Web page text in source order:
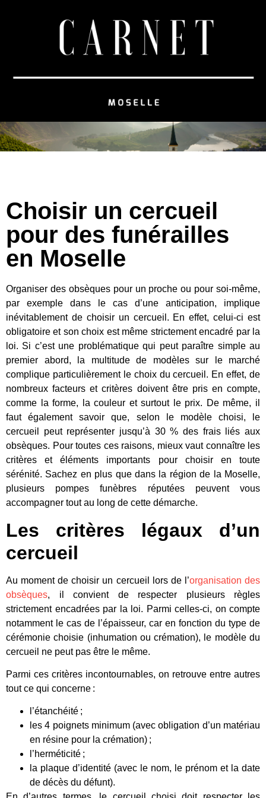
Choisir un cercueil
pour des funérailles
en Moselle
Organiser des obsèques pour un proche ou pour soi-même,
par exemple dans le cas d’une anticipation, implique
inévitablement de choisir un cercueil. En effet, celui-ci est
obligatoire et son choix est même strictement encadré par la
loi. Si c’est une problématique qui peut paraître simple au
premier abord, la multitude de modèles sur le marché
complique particulièrement le choix du cercueil. En effet, de
nombreux facteurs et critères doivent être pris en compte,
comme la forme, la couleur et surtout le prix. De même, il
faut également savoir que, selon le modèle choisi, le
cercueil peut représenter jusqu’à 30 % des frais liés aux
obsèques. Pour toutes ces raisons, mieux vaut connaître les
critères et éléments importants pour choisir en toute
sérénité. Sachez en plus que dans la région de la Moselle,
plusieurs pompes funèbres réputées peuvent vous
accompagner tout au long de cette démarche.
Les critères légaux d’un
cercueil
Au moment de choisir un cercueil lors de l’organisation des
obsèques, il convient de respecter plusieurs règles
strictement encadrées par la loi. Parmi celles-ci, on compte
notamment le cas de l’épaisseur, car en fonction du type de
cérémonie choisie (inhumation ou crémation), le modèle du
cercueil ne peut pas être le même.
Parmi ces critères incontournables, on retrouve entre autres
tout ce qui concerne :
l’étanchéité ;
les 4 poignets minimum (avec obligation d’un matériau
en résine pour la crémation) ;
l’herméticité ;
la plaque d’identité (avec le nom, le prénom et la date
de décès du défunt).